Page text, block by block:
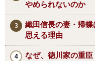
やめられないのか
織田信長の妻・帰
思える理由
なぜ、徳川家の重